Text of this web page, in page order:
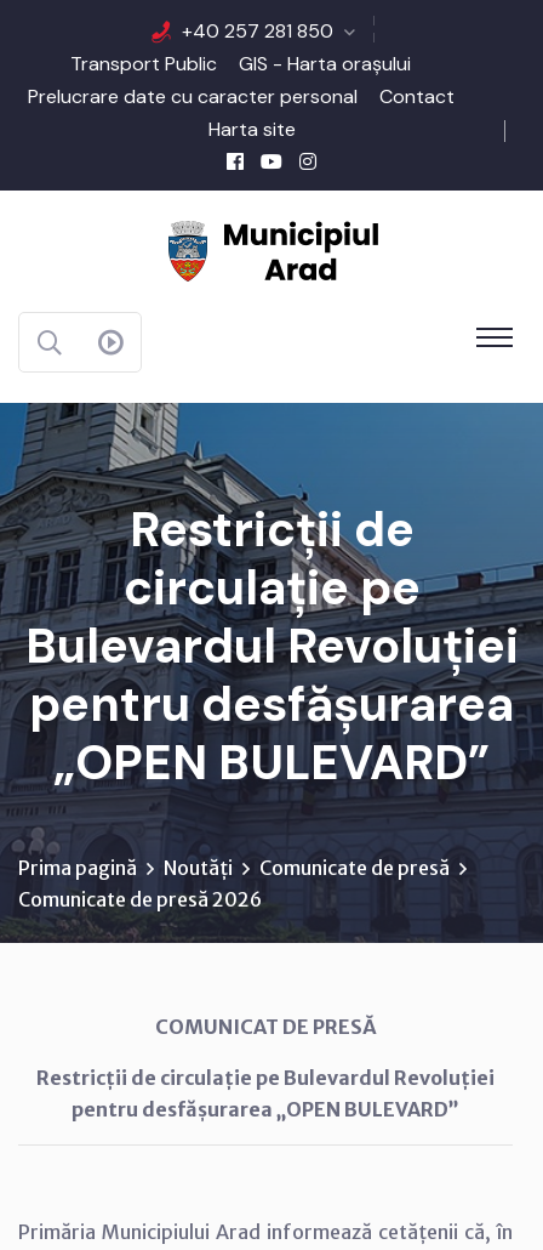
+40 257 281 850
Transport Public
GIS - Harta orașului
Prelucrare date cu caracter personal
Contact
Harta site
Restricții de
circulație pe
Bulevardul Revoluției
pentru desfășurarea
„OPEN BULEVARD”
Prima pagină Noutăți
Comunicate de presă
Comunicate de presă 2026
COMUNICAT DE PRESĂ
Restricții de circulație pe Bulevardul Revoluției
pentru desfășurarea „OPEN BULEVARD”
Primăria Municipiului Arad informează cetățenii că, în